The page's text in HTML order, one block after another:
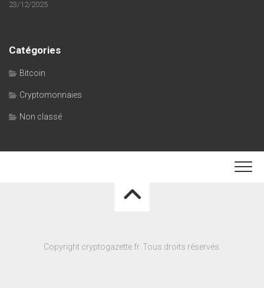
23/12/2025
Catégories
Bitcoin
Cryptomonnaies
Non classé
Copyright cryptogazette.fr. Tous droits réservés.